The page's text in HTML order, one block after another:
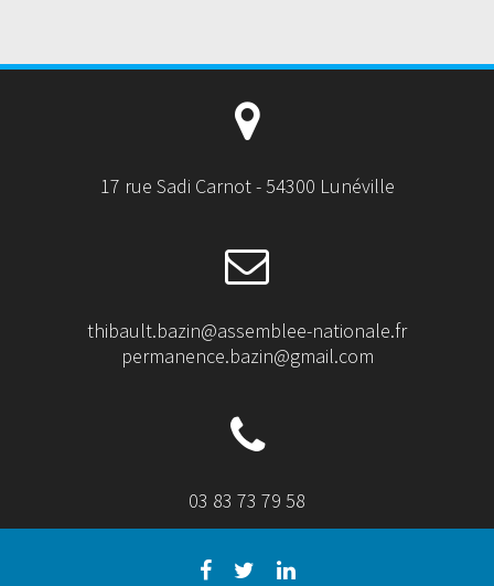
17 rue Sadi Carnot - 54300 Lunéville
thibault.bazin@assemblee-nationale.fr
permanence.bazin@gmail.com
03 83 73 79 58